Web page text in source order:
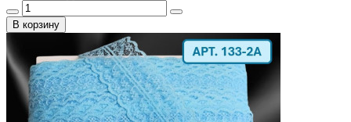
В корзину